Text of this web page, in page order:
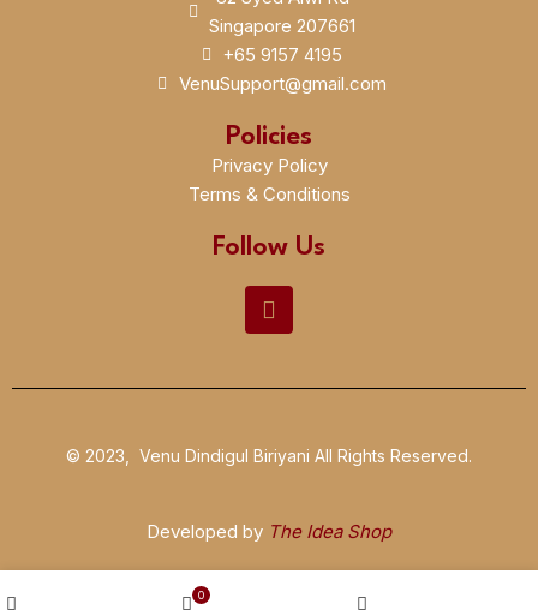
Singapore 207661
+65 9157 4195
VenuSupport@gmail.com
Policies
Privacy Policy
Terms & Conditions
Follow Us
© 2023, Venu Dindigul Biriyani All Rights Reserved.
Developed by The Idea Shop
0